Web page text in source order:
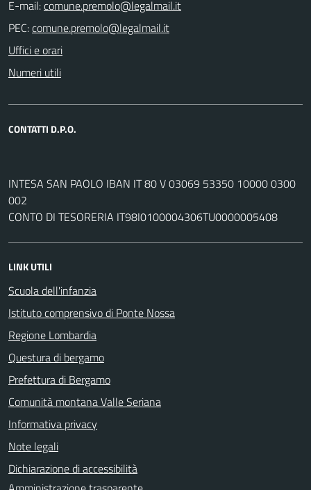
E-mail:
PEC:
Uffici e orari
Numeri utili
CONTATTI D.P.O.
INTESA SAN PAOLO IBAN IT 80 V 03069 53350 10000 0300
002
CONTO DI TESORERIA IT98I0100004306TU0000005408
LINK UTILI
Scuola dell'infanzia
Istituto comprensivo di Ponte Nossa
Regione Lombardia
Questura di bergamo
Prefettura di Bergamo
Comunità montana Valle Seriana
Informativa privacy
Note legali
Dichiarazione di accessibilità